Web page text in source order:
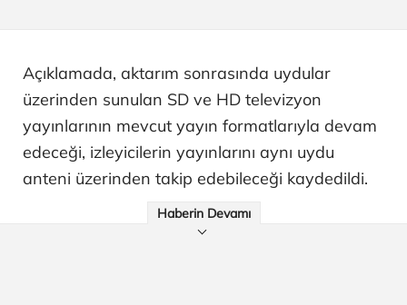
Açıklamada, aktarım sonrasında uydular
üzerinden sunulan SD ve HD televizyon
yayınlarının mevcut yayın formatlarıyla devam
edeceği, izleyicilerin yayınlarını aynı uydu
anteni üzerinden takip edebileceği kaydedildi.
Haberin Devamı